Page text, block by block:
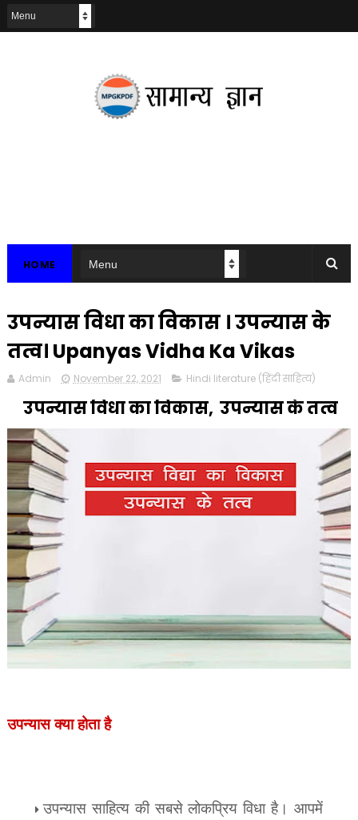
HOME
उपन्यास विधा का विकास । उपन्यास के
तत्व। Upanyas Vidha Ka Vikas
Admin November 22, 2021 Hindi literature (हिंदी साहित्य)
उपन्यास विधा का विकास, उपन्यास के तत्व
उपन्यास क्या होता है
उपन्यास साहित्य की सबसे लोकप्रिय विधा है। आपमें